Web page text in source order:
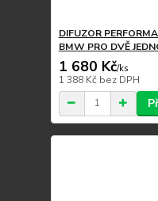
DIFUZOR
BMW PRO DVĚ
1 680 Kč/ks
1 388 Kč bez DPH